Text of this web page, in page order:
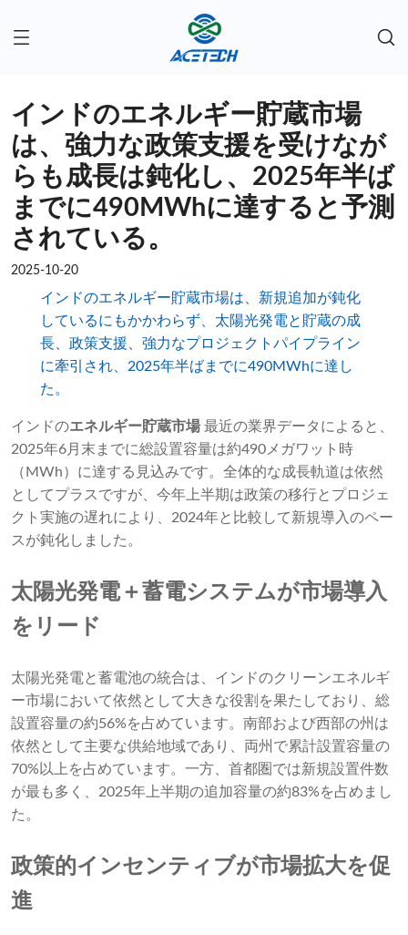
インドのエネルギー貯蔵市場
は、強力な政策支援を受けなが
らも成長は鈍化し、2025年半ば
までに490MWhに達すると予測
されている。
2025-10-20
インドのエネルギー貯蔵市場は、新規追加が鈍化
しているにもかかわらず、太陽光発電と貯蔵の成
長、政策支援、強力なプロジェクトパイプライン
に牽引され、2025年半ばまでに490MWhに達し
た。
インドのエネルギー貯蔵市場 最近の業界データによると、
2025年6月末までに総設置容量は約490メガワット時
（MWh）に達する見込みです。全体的な成長軌道は依然
としてプラスですが、今年上半期は政策の移行とプロジェ
クト実施の遅れにより、2024年と比較して新規導入のペー
スが鈍化しました。
太陽光発電＋蓄電システムが市場導入
をリード
太陽光発電と蓄電池の統合は、インドのクリーンエネルギ
ー市場において依然として大きな役割を果たしており、総
設置容量の約56%を占めています。南部および西部の州は
依然として主要な供給地域であり、両州で累計設置容量の
70%以上を占めています。一方、首都圏では新規設置件数
が最も多く、2025年上半期の追加容量の約83%を占めまし
た。
政策的インセンティブが市場拡大を促
進